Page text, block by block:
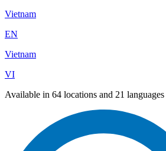
Vietnam
EN
Vietnam
VI
Available in 64 locations and 21 languages